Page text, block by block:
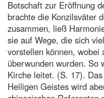
Botschaft zur Eröffnung
brachte die Konzilsväter
zusammen, ließ
sie auf Wege, die sich
vorstellen können, wobei
überwunden wurden. So
Kirche leitet. (S. 17).
Heiligen Geistes wird